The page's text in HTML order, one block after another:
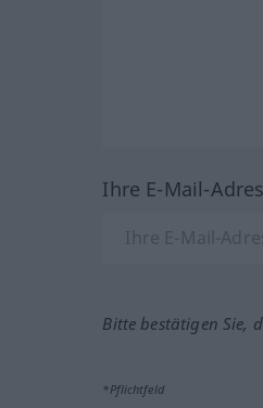
Ihre E-Mail-
Bitte bestätigen Sie,
*Pflichtfeld